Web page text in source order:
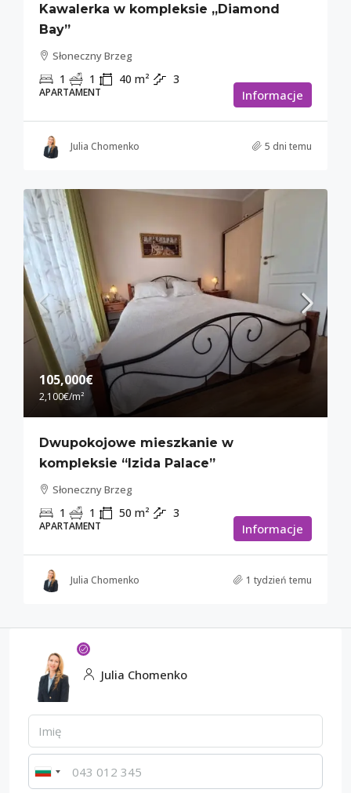
Kawalerka w kompleksie „Diamond
Bay”
Słoneczny Brzeg
1 1 40 m² 3
APARTAMENT Informacje
Julia Chomenko 5 dni temu
105,000€
2,100€/m²
Dwupokojowe mieszkanie w
kompleksie “Izida Palace”
Słoneczny Brzeg
1 1 50 m² 3
APARTAMENT Informacje
Julia Chomenko 1 tydzień temu
Julia Chomenko